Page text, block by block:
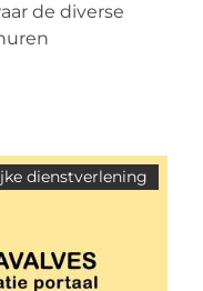
de diverse
dienstverlening